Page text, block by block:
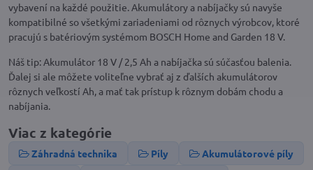
vybavení na každé použitie. Akumulátory a nabíjačky sú navyše
kompatibilné so všetkými zariadeniami od rôznych výrobcov, ktoré
pracujú s batériovým systémom BOSCH Home and Garden 18 V.
Náš tip: Akumulátor 18 V / 2,5 Ah a nabíjačka sú súčasťou balenia.
Ďalej si ale môžete voliteľne vybrať aj z ďalších akumulátorov
rôznych veľkostí Ah, a mať tak prístup k rôznym dobám chodu a
nabíjania.
Viac z kategórie
Záhradná technika Píly
Akumulátorové píly